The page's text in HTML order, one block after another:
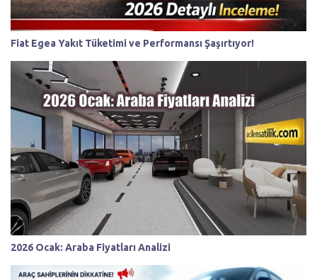
Fiat Egea Yakıt Tüketimi ve Performansı Şaşırtıyor!
2026 Ocak: Araba Fiyatları Analizi